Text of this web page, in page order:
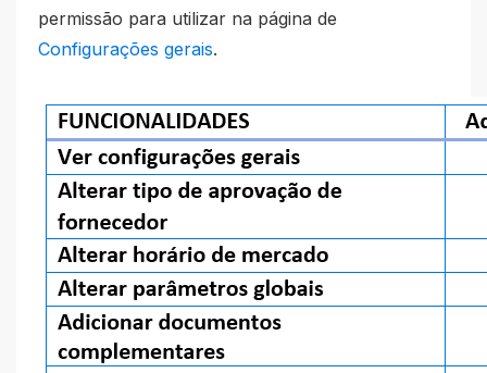
permissão para utilizar na página de
Configurações gerais.